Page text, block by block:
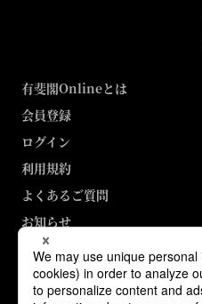
有斐閣Onlineとは
会員登録
ログイン
利用規約
よくあるご質問
お知らせ